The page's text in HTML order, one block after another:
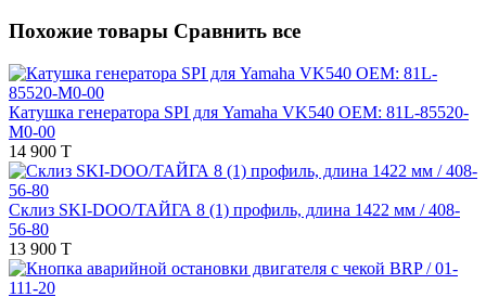
Похожие товары Сравнить все
Катушка генератора SPI для Yamaha VK540 OEM: 81L-85520-
M0-00
14 900 T
Склиз SKI-DOO/ТАЙГА 8 (1) профиль, длина 1422 мм / 408-
56-80
13 900 T